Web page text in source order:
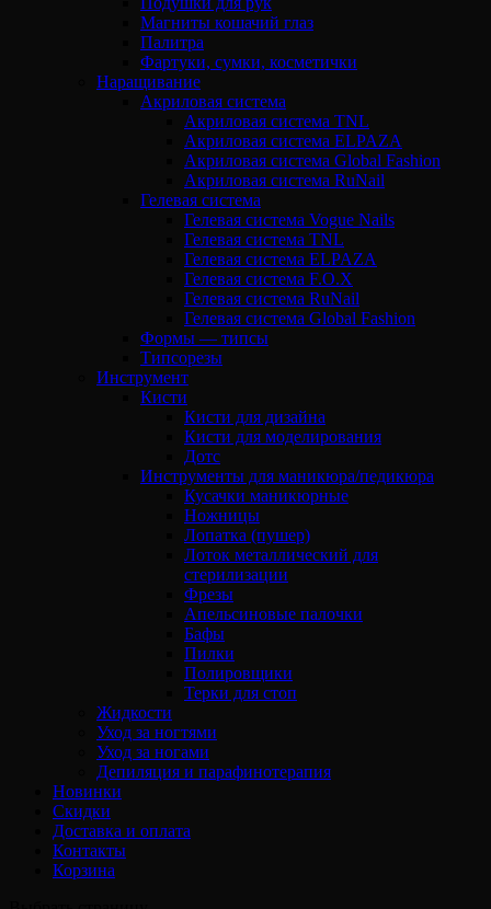
Магниты кошачий глаз
Палитра
Фартуки, сумки, косметички
Наращивание
Акриловая система
Акриловая система TNL
Акриловая система ELPAZA
Акриловая система Global Fashion
Акриловая система RuNail
Гелевая система
Гелевая система Vogue Nails
Гелевая система TNL
Гелевая система ELPAZA
Гелевая система F.O.X
Гелевая система RuNail
Гелевая система Global Fashion
Формы — типсы
Типсорезы
Инструмент
Кисти
Кисти для дизайна
Кисти для моделирования
Дотс
Инструменты для маникюра/педикюра
Кусачки маникюрные
Ножницы
Лопатка (пушер)
Лоток металлический для
стерилизации
Фрезы
Апельсиновые палочки
Бафы
Пилки
Полировщики
Терки для стоп
Жидкости
Уход за ногтями
Уход за ногами
Депиляция и парафинотерапия
Новинки
Скидки
Доставка и оплата
Контакты
Корзина